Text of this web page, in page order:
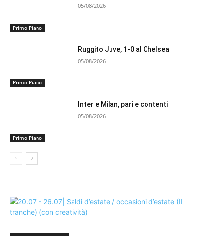
Primo Piano
05/08/2026
Primo Piano
Ruggito Juve, 1-0 al Chelsea
05/08/2026
Primo Piano
Inter e Milan, pari e contenti
05/08/2026